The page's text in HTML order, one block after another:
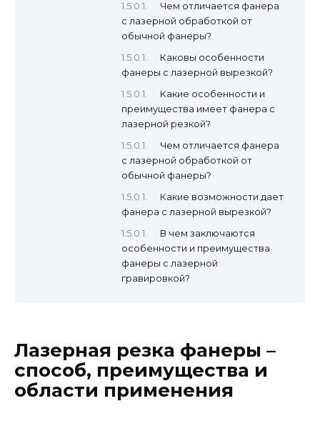
Чем отличается фанера
с лазерной обработкой от
обычной фанеры?
Каковы особенности
фанеры с лазерной вырезкой?
Какие особенности и
преимущества имеет фанера с
лазерной резкой?
Чем отличается фанера
с лазерной обработкой от
обычной фанеры?
Какие возможности дает
фанера с лазерной вырезкой?
В чем заключаются
особенности и преимущества
фанеры с лазерной
гравировкой?
Лазерная резка фанеры –
способ, преимущества и
области применения